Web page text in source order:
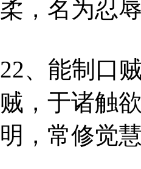
柔，名为忍辱
22、能制口
贼，于诸触
明，常修觉